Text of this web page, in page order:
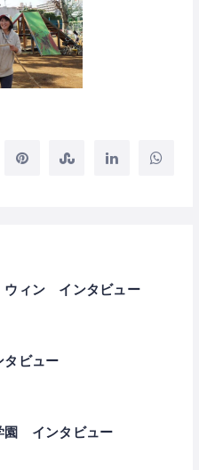
ウィン インタビュー
ビュー
園 インタビュー